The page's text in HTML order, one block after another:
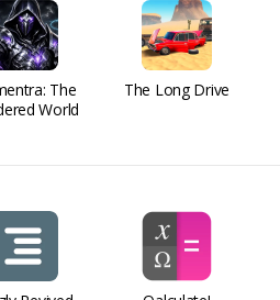
The
World
The Long Drive